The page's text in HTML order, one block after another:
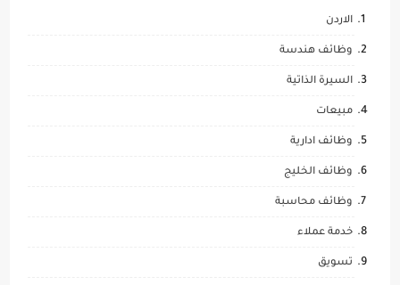
الاردن
وظائف هندسة
السيرة الذاتية
مبيعات
وظائف ادارية
وظائف الخليج
وظائف محاسبة
خدمة عملاء
تسويق